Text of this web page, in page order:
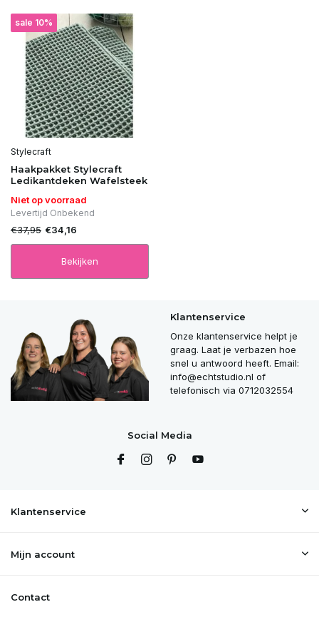
Uitverkocht
Uitverkocht
Uitverkocht
sale 10%
Stylecraft
Haakpakket Stylecraft
Ledikantdeken Wafelsteek
Niet op voorraad
Levertijd Onbekend
€37,95 €34,16
Bekijken
Klantenservice
Onze klantenservice helpt je
graag. Laat je verbazen hoe
snel u antwoord heeft. Email:
info@echtstudio.nl of
telefonisch via 0712032554
Social Media
Klantenservice
Mijn account
Contact